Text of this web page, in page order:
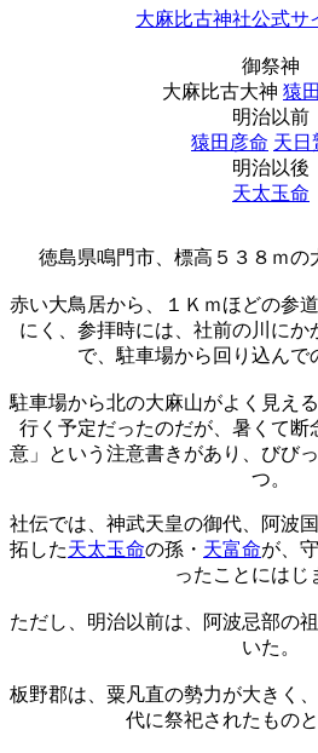
大麻比古神社公式サ
御祭神
大麻比古大神 猿
明治以前
猿田彦命 天日
明治以後
天太玉命
徳島県鳴門市、標高５３８ｍの
赤い大鳥居から、１Ｋｍほどの参
にく、参拝時には、社前の川にか
で、駐車場から回り込んで
駐車場から北の大麻山がよく見え
行く予定だったのだが、暑くて断
意」という注意書きがあり、びび
つ。
社伝では、神武天皇の御代、阿波
拓した天太玉命の孫・ 天富命が、
ったことにはじ
ただし、明治以前は、阿波忌部の祖
いた。
板野郡は、粟凡直の勢力が大きく
代に祭祀されたものと